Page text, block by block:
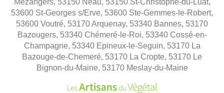
53600 St-Georges s/Erve, 53600 Ste-Gemmes-le-Robert,
53600 Voutré, 53170 Arquenay, 53340 Bannes, 53170
Bazougers, 53340 Chémeré-le-Roi, 53340 Cossé-en-
Champagne, 53340 Epineux-le-Seguin, 53170 La
Bazouge-de-Chemeré, 53170 La Cropte, 53170 Le
Bignon-du-Maine, 53170 Meslay-du-Maine